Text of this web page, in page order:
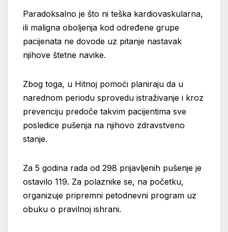
Paradoksalno je što ni teška kardiovaskularna,
ili maligna oboljenja kod određene grupe
pacijenata ne dovode uz pitanje nastavak
njihove štetne navike.
Zbog toga, u Hitnoj pomoći planiraju da u
narednom periodu sprovedu istraživanje i kroz
prevenciju predoče takvim pacijentima sve
posledice pušenja na njihovo zdravstveno
stanje.
Za 5 godina rada od 298 prijavljenih pušenje je
ostavilo 119. Za polaznike se, na početku,
organizuje pripremni petodnevni program uz
obuku o pravilnoj ishrani.